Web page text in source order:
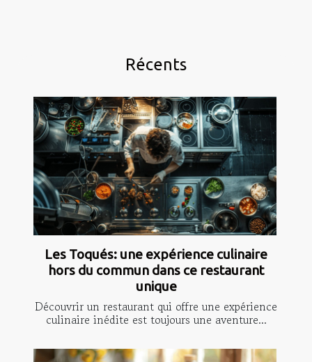
Récents
Les Toqués: une expérience culinaire
hors du commun dans ce restaurant
unique
Découvrir un restaurant qui offre une expérience
culinaire inédite est toujours une aventure...